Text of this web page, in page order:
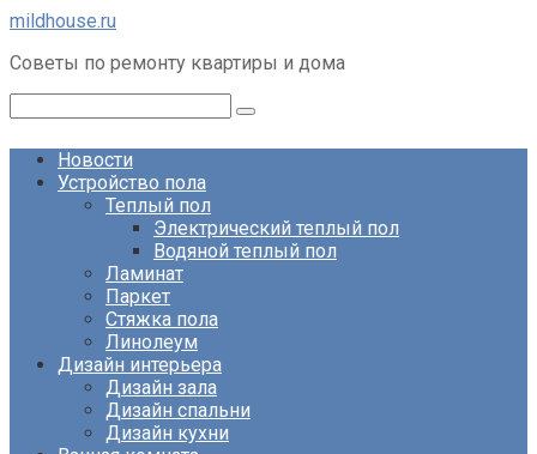
Перейти
контенту
mildhouse.ru
Советы по ремонту квартиры и дома
Новости
Устройство пола
Теплый пол
Электрический теплый пол
Водяной теплый пол
Ламинат
Паркет
Стяжка пола
Линолеум
Дизайн интерьера
Дизайн зала
Дизайн спальни
Дизайн кухни